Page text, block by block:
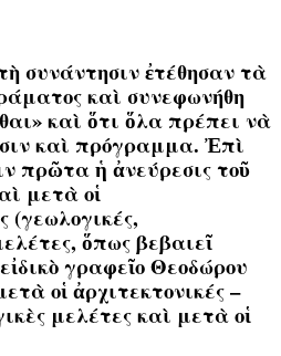
συνάντησιν ἐτέθησαν τὰ
καὶ συνεφωνήθη
καὶ ὅτι ὅλα πρέπει νὰ
καὶ πρόγραμμα. Ἐπὶ
πρῶτα ἡ ἀνεύρεσις τοῦ
μετὰ οἱ
(γεωλογικές,
ὅπως βεβαιεῖ
γραφεῖο Θεοδώρου
οἱ ἀρχιτεκτονικές –
μελέτες καὶ μετὰ οἱ